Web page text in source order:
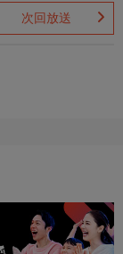
次回放送